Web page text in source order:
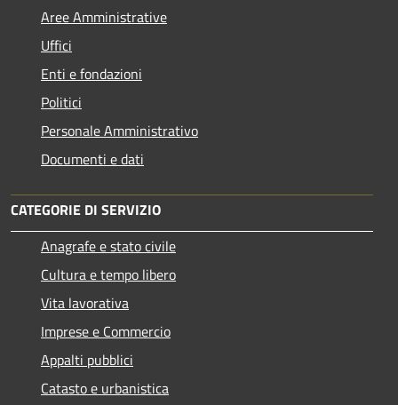
Aree Amministrative
Uffici
Enti e fondazioni
Politici
Personale Amministrativo
Documenti e dati
CATEGORIE DI SERVIZIO
Anagrafe e stato civile
Cultura e tempo libero
Vita lavorativa
Imprese e Commercio
Appalti pubblici
Catasto e urbanistica